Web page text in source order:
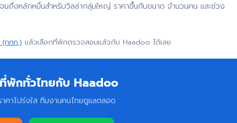
ถึงหลักหมื่นสำหรับวิลล่ากลุ่มใหญ่ ราคาขึ้นกับขนาด จำนวนคน และช่วง
(ททท.) แล้วเลือกที่พักตรวจสอบแล้วกับ Haadoo ได้เลย
พักทั่วไทยกับ Haadoo
คาโปร่งใส ทีมงานคนไทยดูแลตลอด